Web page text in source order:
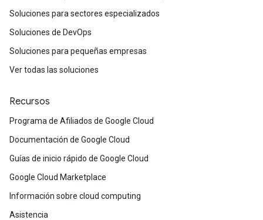
Soluciones para sectores especializados
Soluciones de DevOps
Soluciones para pequeñas empresas
Ver todas las soluciones
Recursos
Programa de Afiliados de Google Cloud
Documentación de Google Cloud
Guías de inicio rápido de Google Cloud
Google Cloud Marketplace
Información sobre cloud computing
Asistencia